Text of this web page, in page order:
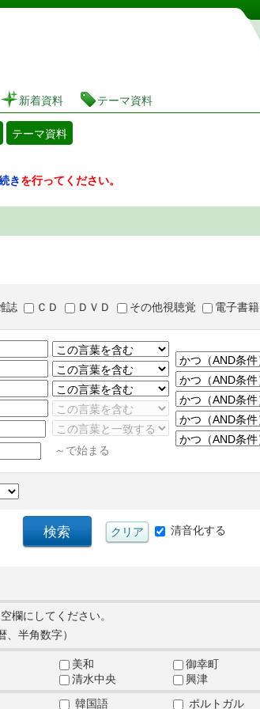
蔵書検索・予約システム
新着資料 テーマ資料
テーマ資料
きを行ってください。
誌 ＣＤ ＤＶＤ その他視聴覚 電子書籍
～で始まる
清音化する
欄にしてください。
、半角数字）
美和 御幸町
清水中央 興津
韓国語 ポルトガル